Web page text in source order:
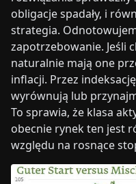
obligacje spadały, i
strategia.
zapotrzebowanie. Jeśli
naturalnie mają one
inflacji. Przez
wyrównują lub
To sprawia, że klasa
obecnie rynek ten jest
względu na rosnące